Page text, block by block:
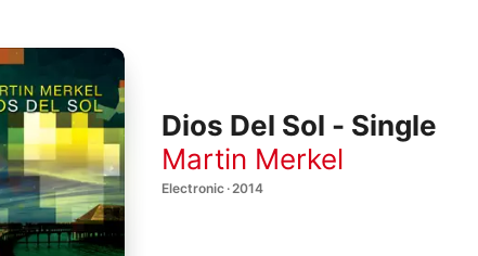
Dios Del Sol - Single
Martin Merkel
Electronic · 2014